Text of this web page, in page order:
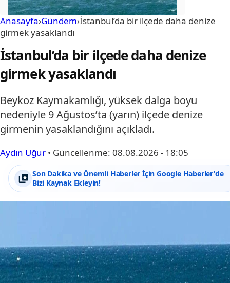
Anasayfa›Gündem›İstanbul’da bir ilçede daha denize
girmek yasaklandı
İstanbul’da bir ilçede daha denize
girmek yasaklandı
Beykoz Kaymakamlığı, yüksek dalga boyu
nedeniyle 9 Ağustos’ta (yarın) ilçede denize
girmenin yasaklandığını açıkladı.
Aydın Uğur • Güncellenme: 08.08.2026 - 18:05
Son Dakika ve Önemli Haberler İçin Google Haberler'de
Bizi Kaynak Ekleyin!